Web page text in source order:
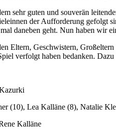
sehr guten und souverän
der Aufforderung gefolgt
daneben geht. Nun haben wir
Eltern, Geschwistern,
verfolgt haben bedanken.
(10), Lea Kalläne (8), Natalie
Kalläne